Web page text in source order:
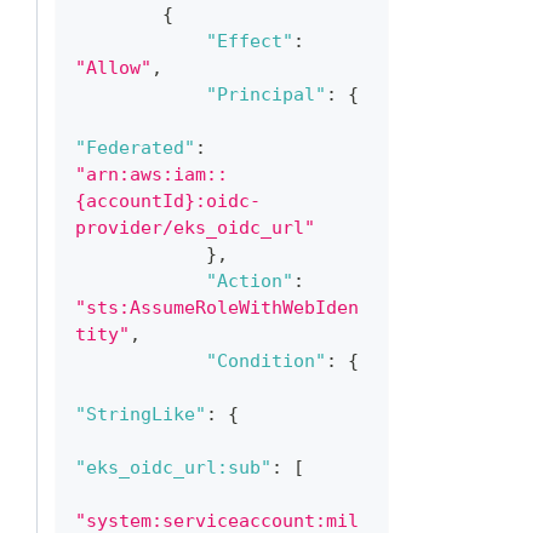
{
"Effect" :
"Allow" ,
"Principal" : {
"Federated" :
"arn:aws:iam::
{accountId}:oidc-
provider/eks_oidc_url"
} ,
"Action" :
"sts:AssumeRoleWithWebIden
tity" ,
"Condition" : {
"StringLike" : {
"eks_oidc_url:sub" : [
"system:serviceaccount:mil